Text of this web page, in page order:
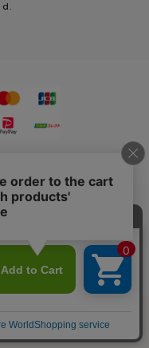
る配送への影響につい